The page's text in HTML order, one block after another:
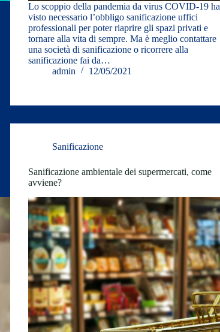
Lo scoppio della pandemia da virus COVID-19 ha
visto necessario l’obbligo sanificazione uffici
professionali per poter riaprire gli spazi privati e
tornare alla vita di sempre. Ma è meglio contattare
una società di sanificazione o ricorrere alla
sanificazione fai da…
admin
12/05/2021
Sanificazione
Sanificazione ambientale dei supermercati, come
avviene?